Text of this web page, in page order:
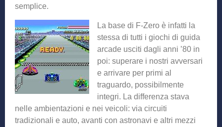
semplice.
La base di F-Zero è infatti la
stessa di tutti i giochi di guida
arcade usciti dagli anni ’80 in
poi: superare i nostri avversari
e arrivare per primi al
traguardo, possibilmente
integri. La differenza stava
nelle ambientazioni e nei veicoli: via circuiti
tradizionali e auto, avanti con astronavi e altri mezzi